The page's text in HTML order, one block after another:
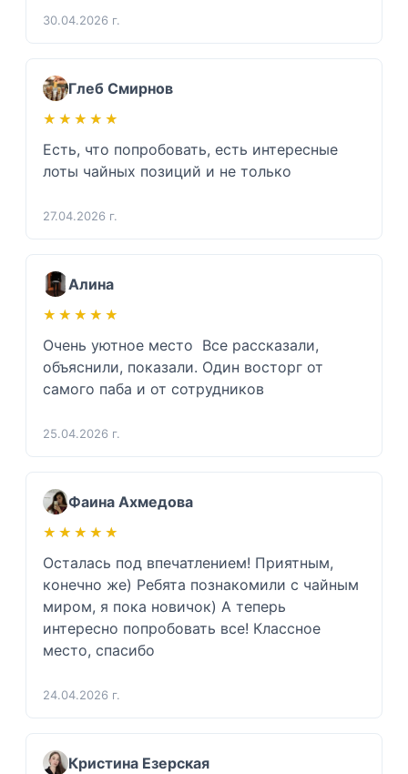
30.04.2026 г.
Глеб Смирнов
★★★★★
★★★★★
Есть, что попробовать, есть интересные
лоты чайных позиций и не только
27.04.2026 г.
Алина
★★★★★
★★★★★
Очень уютное место  Все рассказали,
объяснили, показали. Один восторг от
самого паба и от сотрудников
25.04.2026 г.
Фаина Ахмедова
★★★★★
★★★★★
Осталась под впечатлением! Приятным,
конечно же) Ребята познакомили с чайным
миром, я пока новичок) А теперь
интересно попробовать все! Классное
место, спасибо
24.04.2026 г.
Кристина Езерская